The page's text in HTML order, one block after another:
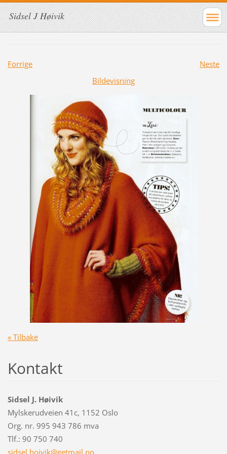
Sidsel J Høivik
Forrige
Neste
Bildevisning
« Tilbake
Kontakt
Sidsel J. Høivik
Mylskerudveien 41c, 1152 Oslo
Org. nr. 995 943 786 mva
Tlf.: 90 750 740
sidsel.hoivik@getmail.no